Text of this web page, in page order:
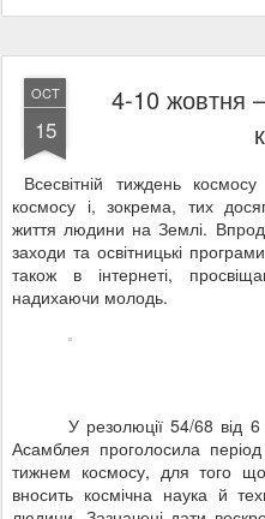
OCT
15
4-10 жовтня
Всесвітній тиждень
космосу і, зокрема, тих
життя людини на Землі.
заходи та освітницькі
також в інтернеті,
надихаючи молодь.
У резолюції 54/68 від
Асамблея проголосила
тижнем космосу, для того
вносить космічна наука й